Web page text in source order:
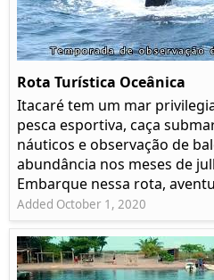
Rota Turística Oceânica
Itacaré tem um mar
pesca esportiva, caça
náuticos e observação de
abundância nos meses de
Embarque nessa rota,
Added October 1, 2020